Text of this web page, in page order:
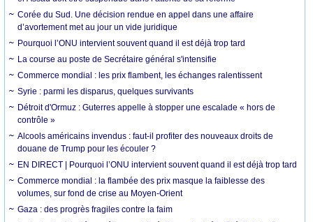
Corée du Sud. Une décision rendue en appel dans une affaire
d’avortement met au jour un vide juridique
Pourquoi l’ONU intervient souvent quand il est déjà trop tard
La course au poste de Secrétaire général s'intensifie
Commerce mondial : les prix flambent, les échanges ralentissent
Syrie : parmi les disparus, quelques survivants
Détroit d'Ormuz : Guterres appelle à stopper une escalade « hors de
contrôle »
Alcools américains invendus : faut-il profiter des nouveaux droits de
douane de Trump pour les écouler ?
EN DIRECT | Pourquoi l’ONU intervient souvent quand il est déjà trop tard
Commerce mondial : la flambée des prix masque la faiblesse des
volumes, sur fond de crise au Moyen-Orient
Gaza : des progrès fragiles contre la faim